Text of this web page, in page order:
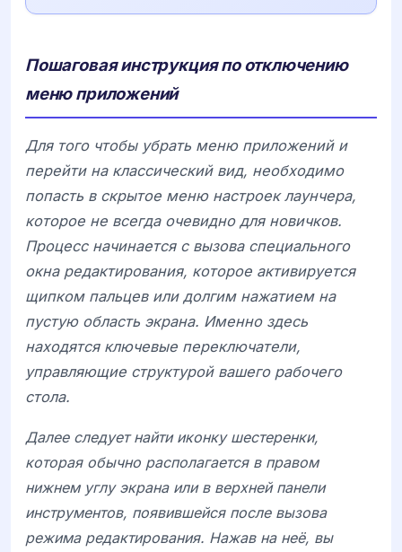
Пошаговая инструкция по отключению
меню приложений
Для того чтобы убрать меню приложений и
перейти на классический вид, необходимо
попасть в скрытое меню настроек лаунчера,
которое не всегда очевидно для новичков.
Процесс начинается с вызова специального
окна редактирования, которое активируется
щипком пальцев или долгим нажатием на
пустую область экрана. Именно здесь
находятся ключевые переключатели,
управляющие структурой вашего рабочего
стола.
Далее следует найти иконку шестеренки,
которая обычно располагается в правом
нижнем углу экрана или в верхней панели
инструментов, появившейся после вызова
режима редактирования. Нажав на неё, вы